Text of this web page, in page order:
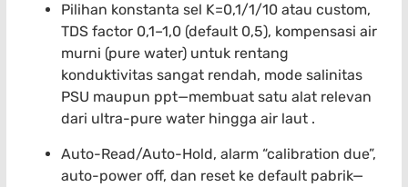
Pilihan konstanta sel K=0,1/1/10 atau custom,
TDS factor 0,1–1,0 (default 0,5), kompensasi air
murni (pure water) untuk rentang
konduktivitas sangat rendah, mode salinitas
PSU maupun ppt—membuat satu alat relevan
dari ultra-pure water hingga air laut .
Auto-Read/Auto-Hold, alarm “calibration due”,
auto-power off, dan reset ke default pabrik—